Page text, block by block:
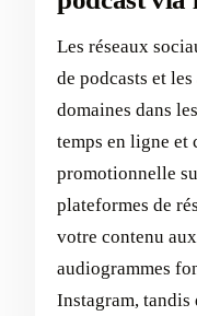
Les réseaux
de podcasts et
domaines dans
temps en ligne et
promotionnelle
plateformes de
votre contenu
audiogrammes
Instagram, tandis